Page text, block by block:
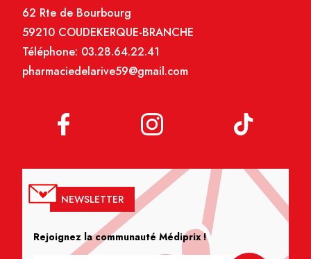
62 Rte de Bourbourg
59210 COUDEKERQUE-BRANCHE
Téléphone: 03.28.64.22.41
pharmaciedelarive59@gmail.com
NEWSLETTER
Rejoignez la communauté Médiprix !